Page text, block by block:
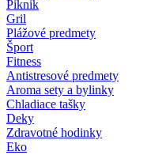
Piknik
Gril
Plážové predmety
Šport
Fitness
Antistresové predmety
Aroma sety a bylinky
Chladiace tašky
Deky
Zdravotné hodinky
Eko